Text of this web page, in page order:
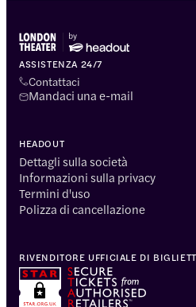
ASSISTENZA 24/7
Contattaci
Mandaci una e-mail
HEADOUT
Dettagli sulla società
Informazioni sulla privacy
Termini d'uso
Polizza di cancellazione
RIVENDITORE UFFICIALE DI